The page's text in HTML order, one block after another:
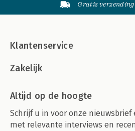
Gratis
Klantenservice
Zakelijk
Altijd op de hoogte
Schrijf u in voor onze
met relevante interviews en